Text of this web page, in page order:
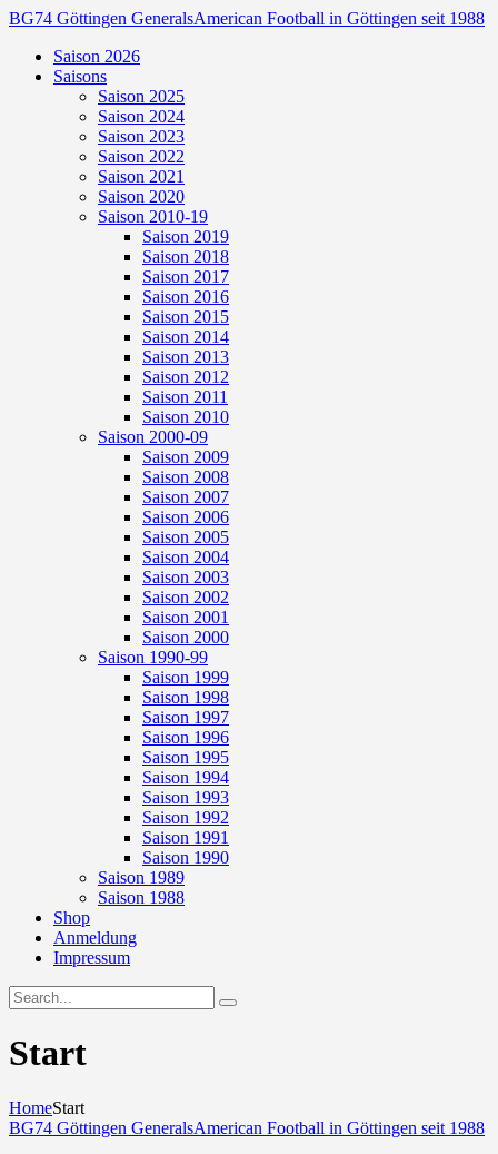
BG74 Göttingen GeneralsAmerican Football in Göttingen seit 1988
Saison 2026
Saisons
Saison 2025
Saison 2024
Saison 2023
Saison 2022
Saison 2021
Saison 2020
Saison 2010-19
Saison 2019
Saison 2018
Saison 2017
Saison 2016
Saison 2015
Saison 2014
Saison 2013
Saison 2012
Saison 2011
Saison 2010
Saison 2000-09
Saison 2009
Saison 2008
Saison 2007
Saison 2006
Saison 2005
Saison 2004
Saison 2003
Saison 2002
Saison 2001
Saison 2000
Saison 1990-99
Saison 1999
Saison 1998
Saison 1997
Saison 1996
Saison 1995
Saison 1994
Saison 1993
Saison 1992
Saison 1991
Saison 1990
Saison 1989
Saison 1988
Shop
Anmeldung
Impressum
Start
HomeStart
BG74 Göttingen GeneralsAmerican Football in Göttingen seit 1988